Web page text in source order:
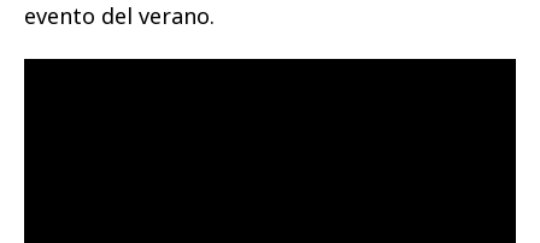
evento del verano.